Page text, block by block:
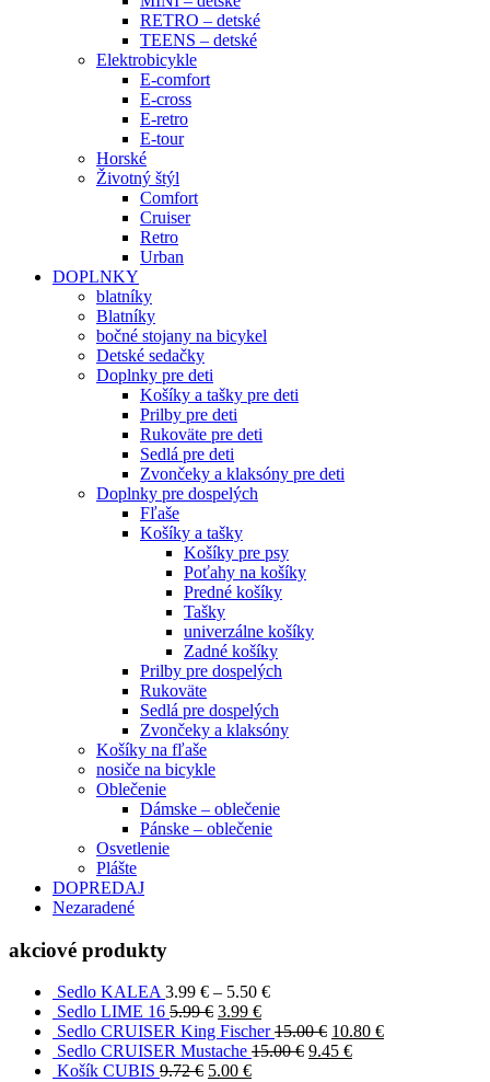
RETRO – detské
TEENS – detské
Elektrobicykle
E-comfort
E-cross
E-retro
E-tour
Horské
Životný štýl
Comfort
Cruiser
Retro
Urban
DOPLNKY
blatníky
Blatníky
bočné stojany na bicykel
Detské sedačky
Doplnky pre deti
Košíky a tašky pre deti
Prilby pre deti
Rukoväte pre deti
Sedlá pre deti
Zvončeky a klaksóny pre deti
Doplnky pre dospelých
Fľaše
Košíky a tašky
Košíky pre psy
Poťahy na košíky
Predné košíky
Tašky
univerzálne košíky
Zadné košíky
Prilby pre dospelých
Rukoväte
Sedlá pre dospelých
Zvončeky a klaksóny
Košíky na fľaše
nosiče na bicykle
Oblečenie
Dámske – oblečenie
Pánske – oblečenie
Osvetlenie
Plášte
DOPREDAJ
Nezaradené
akciové produkty
Sedlo KALEA 3.99 € – 5.50 €
Sedlo LIME 16 5.99€ 3.99 €
Sedlo CRUISER King Fischer 15.00€ 10.80 €
Sedlo CRUISER Mustache 15.00€ 9.45 €
Košík CUBIS 9.72€ 5.00 €